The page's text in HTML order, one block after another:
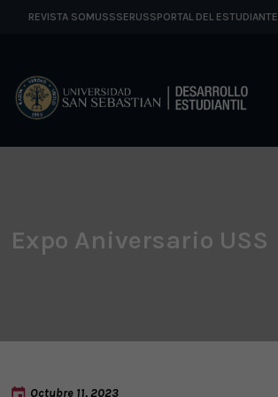
REVISTA SOMUSSSERUSSPORTAL DEL ESTUDIANTE
Expo Aniversario USS
Octubre 11, 2023